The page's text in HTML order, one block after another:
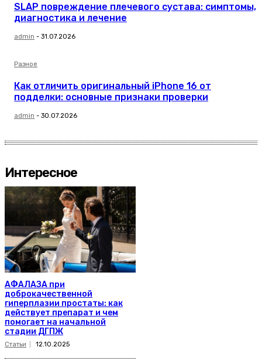
SLAP повреждение плечевого сустава: симптомы,
диагностика и лечение
admin - 31.07.2026
Разное
Как отличить оригинальный iPhone 16 от
подделки: основные признаки проверки
admin - 30.07.2026
Интересное
АФАЛАЗА при
доброкачественной
гиперплазии простаты: как
действует препарат и чем
помогает на начальной
стадии ДГПЖ
Статьи 12.10.2025